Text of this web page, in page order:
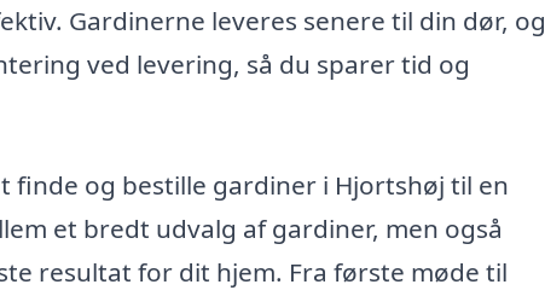
Gardinerne leveres senere til din dør, og
ved levering, så du sparer tid og
finde og bestille gardiner i Hjortshøj til en
et bredt udvalg af gardiner, men også
resultat for dit hjem. Fra første møde til